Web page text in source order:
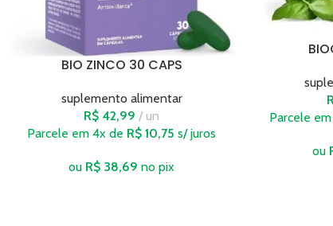
BIO ZINCO 30 CAPS
suplemento alimentar
R$ 42,99
un
Parcele em 4x de R$ 10,75 s/ juros
ou R$ 38,69 no pix
Parcele
ou